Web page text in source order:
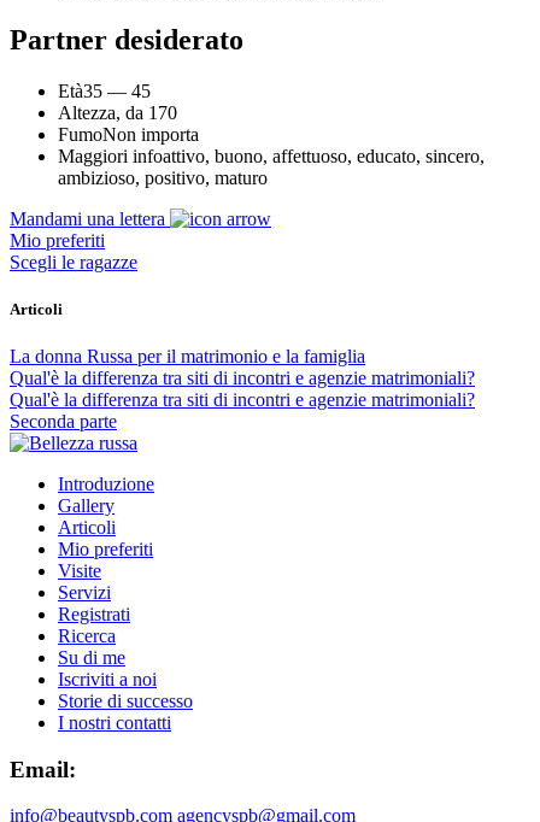
Partner desiderato
Età35 — 45
Altezza, da 170
FumoNon importa
Maggiori infoattivo, buono, affettuoso, educato, sincero,
ambizioso, positivo, maturo
Mandami una lettera
Mio preferiti
Scegli le ragazze
Articoli
La donna Russa per il matrimonio e la famiglia
Qual'è la differenza tra siti di incontri e agenzie matrimoniali?
Qual'è la differenza tra siti di incontri e agenzie matrimoniali?
Seconda parte
Introduzione
Gallery
Articoli
Mio preferiti
Visite
Servizi
Registrati
Ricerca
Su di me
Iscriviti a noi
Storie di successo
I nostri contatti
Email:
info@beautyspb.com agencyspb@gmail.com